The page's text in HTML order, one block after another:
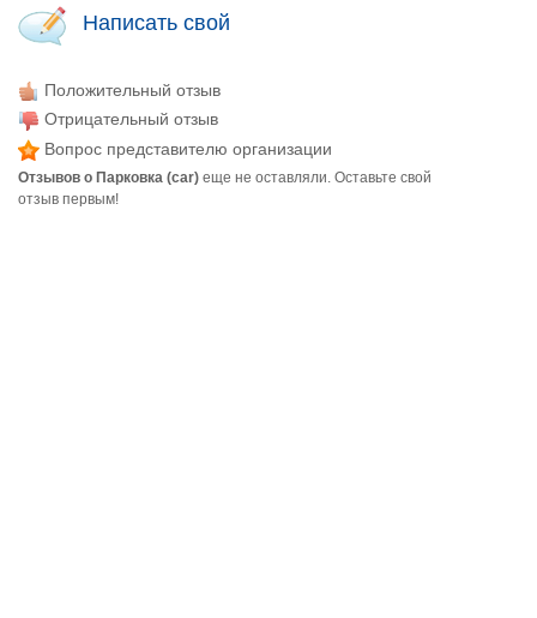
Написать свой
Положительный отзыв
Отрицательный отзыв
Вопрос представителю организации
Отзывов о Парковка (car) еще не оставляли. Оставьте свой
отзыв первым!